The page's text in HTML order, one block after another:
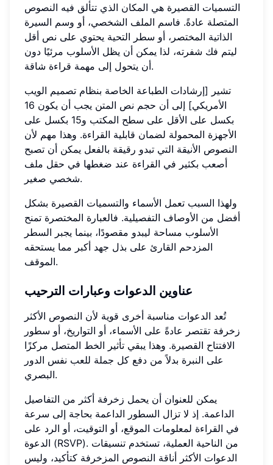
التسميات القصيرة هي المكان الذي تتألق فيه النصوص
المتصلة عادةً. فاسم الملف الشخصي، أو وسم السيرة
الذاتية المختصر، أو سطر التحية يحتوي على نص أقل
ليتم فك شفرته، لذا يمكن أن يظل الأسلوب مرئيًا دون
أن يتحول إلى مهمة قراءة شاقة.
تشير [إرشادات الطباعة الخاصة بنظام تصميم الويب
الأمريكي] إلى أن حجم نص المتن يجب أن يكون 16
بكسل على الأقل على سطح المكتب و15 بكسل على
الأجهزة المحمولة لضمان قابلية القراءة. وهذا مهم لأن
النصوص الأنيقة التي تبدو رقيقة بالفعل يمكن أن تصبح
أصعب بكثير في القراءة عند ضغطها في حقل ملف
شخصي صغير.
ولهذا السبب تعمل الأسماء والتسميات القصيرة بشكل
أفضل من الأوصاف التفصيلية. فالعبارة المختصرة تمنح
الأسلوب مساحة ليبدو مقصودًا، بينما يجبر السطر
المزدحم القارئ على بذل جهد أكبر مما يستحقه
الموقف.
عناوين الدعوات وعبارات الترحيب
تُعد الدعوات مناسبة أخرى قوية لأن النصوص الأكثر
زخرفة تقتصر عادةً على الأسماء، أو التواريخ، أو سطور
الافتتاح القصيرة. وهذا يبقي تأثير الخط المتصل مركزًا
على النبرة بدلاً من دفع كل جملة للعب نفس الدور
البصري.
يمكن للعنوان أن يحمل زخرفة أكثر من التفاصيل
الداعمة. إذ لا تزال السطور الداعمة بحاجة إلى سرعة
في القراءة لمعلومات الموقع، أو التوقيت، أو الرد على
الدعوة (RSVP). من الناحية العملية، تستخدم تنسيقات
الدعوات الأكثر أناقة النصوص المزخرفة كتأكيد، وليس